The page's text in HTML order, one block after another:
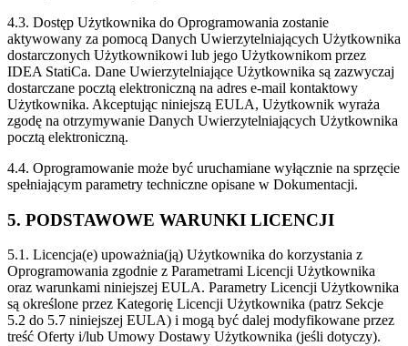
4.3. Dostęp Użytkownika do Oprogramowania zostanie
aktywowany za pomocą Danych Uwierzytelniających Użytkownika
dostarczonych Użytkownikowi lub jego Użytkownikom przez
IDEA StatiCa. Dane Uwierzytelniające Użytkownika są zazwyczaj
dostarczane pocztą elektroniczną na adres e-mail kontaktowy
Użytkownika. Akceptując niniejszą EULA, Użytkownik wyraża
zgodę na otrzymywanie Danych Uwierzytelniających Użytkownika
pocztą elektroniczną.
4.4. Oprogramowanie może być uruchamiane wyłącznie na sprzęcie
spełniającym parametry techniczne opisane w Dokumentacji.
5. PODSTAWOWE WARUNKI LICENCJI
5.1. Licencja(e) upoważnia(ją) Użytkownika do korzystania z
Oprogramowania zgodnie z Parametrami Licencji Użytkownika
oraz warunkami niniejszej EULA. Parametry Licencji Użytkownika
są określone przez Kategorię Licencji Użytkownika (patrz Sekcje
5.2 do 5.7 niniejszej EULA) i mogą być dalej modyfikowane przez
treść Oferty i/lub Umowy Dostawy Użytkownika (jeśli dotyczy).